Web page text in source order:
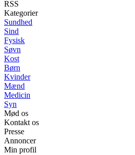
RSS
Kategorier
Sundhed
Sind
Fysisk
Søvn
Kost
Børn
Kvinder
Mænd
Medicin
Syn
Mød os
Kontakt os
Presse
Annoncer
Min profil